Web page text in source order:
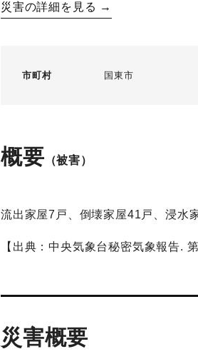
災害の詳細を見る →
市町村 国東市
概要 （被害）
流出家屋7戸、倒壊家屋41戸、浸水
【出典：中央気象台秘密気象報告.
災害概要